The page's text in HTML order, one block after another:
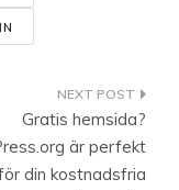
Gratis hemsida?
är perfekt
din kostnadsfria